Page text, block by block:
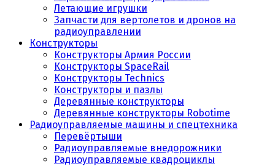
Летающие игрушки
Запчасти для вертолетов и дронов на
радиоуправлении
Конструкторы
Конструкторы Армия России
Конструкторы SpaceRail
Конструкторы Technics
Конструкторы и пазлы
Деревянные конструкторы
Деревянные конструкторы Robotime
Радиоуправляемые машины и спецтехника
Перевёртыши
Радиоуправляемые внедорожники
Радиоуправляемые квадроциклы